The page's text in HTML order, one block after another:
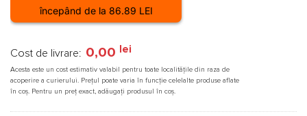
începând de la 86.89 LEI
Cost de livrare: 0,00 lei
Acesta este un cost estimativ valabil pentru toate localitățile din raza de
acoperire a curierului. Prețul poate varia în funcție celelalte produse aflate
în coș. Pentru un preț exact, adăugați produsul în coș.